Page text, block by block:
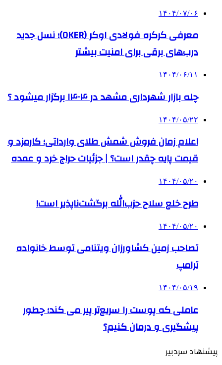
۱۴۰۴/۰۷/۰۶
معرفی کرکره فولادی اوکر (OKER)؛ نسل جدید
درب‌های برقی برای امنیت بیشتر
۱۴۰۴/۰۶/۱۱
چله بازار شهرداری مشهد در ۱۴۰۴ برگزار میشود ؟
۱۴۰۴/۰۵/۲۲
اعلام زمان فروش شمش طلای وارداتی؛ کارمزد و
قیمت پایه چقدر است؟ | جزئیات حراج خرد و عمده
۱۴۰۴/۰۵/۲۰
طرح خلع سلاح حزب‌الله برگشت‌ناپذیر است!
۱۴۰۴/۰۵/۲۰
تصاحب زمین کشاورزان ویتنامی توسط خانواده
ترامپ
۱۴۰۴/۰۵/۱۹
عاملی که پوست را سریع‌تر پیر می کند؛ چطور
پیشگیری و درمان کنیم؟
پیشنهاد سردبیر